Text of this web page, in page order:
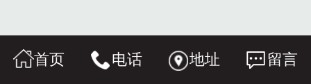
首页 电话 地址 留言